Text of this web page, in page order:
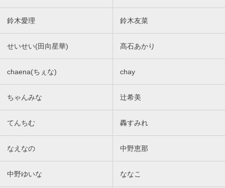
鈴木愛理 鈴木友菜
せいせい(田向星華) 髙石あかり
chaena(ちぇな) chay
ちゃんみな 辻希美
てんちむ 轟すみれ
なえなの 中野恵那
中野ゆいな ななこ